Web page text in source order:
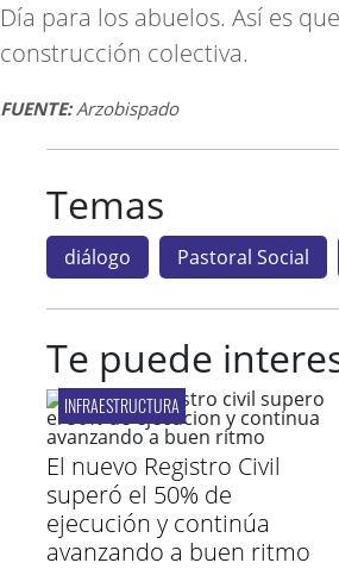
Día para los abuelos. Así es
construcción colectiva.
FUENTE:Arzobispado
Temas
diálogo Pastoral Social
Te puede
INFRAESTRUCTURA
El nuevo Registro Civil
superó el 50% de
ejecución y continúa
avanzando a buen ritmo